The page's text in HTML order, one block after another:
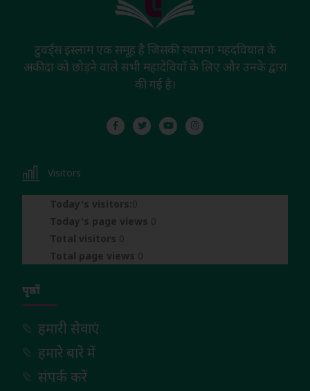
टुवर्ड्स इस्लाम एक समूह है जिसकी स्थापना महदवियात के
अकीदा को छोड़ने वाले सभी महादेवियों के लिए और उनके द्वारा
की गई है।
Visitors
Today's visitors:0
Today's page views 0
Total visitors 0
Total page views 0
पृष्ठों
हमारी सेवाएं
हमारे बारे में
संपर्क करें